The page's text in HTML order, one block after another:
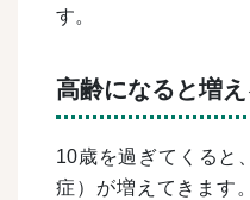
す。
高齢になると増
10歳を過ぎてくると
症）が増えてきます